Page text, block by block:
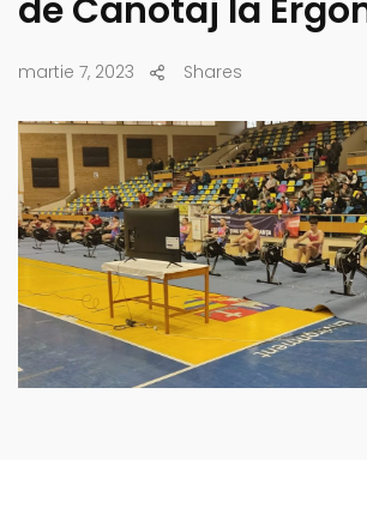
de Canotaj la
martie 7, 2023 Shares